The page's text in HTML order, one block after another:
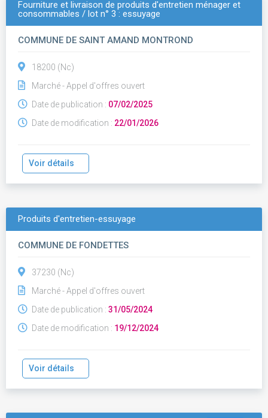
Fourniture et livraison de produits d'entretien ménager et
consommables / lot n° 3 : essuyage
COMMUNE DE SAINT AMAND MONTROND
18200 (Nc)
Marché - Appel d'offres ouvert
Date de publication : 07/02/2025
Date de modification : 22/01/2026
Voir détails
Produits d'entretien-essuyage
COMMUNE DE FONDETTES
37230 (Nc)
Marché - Appel d'offres ouvert
Date de publication : 31/05/2024
Date de modification : 19/12/2024
Voir détails